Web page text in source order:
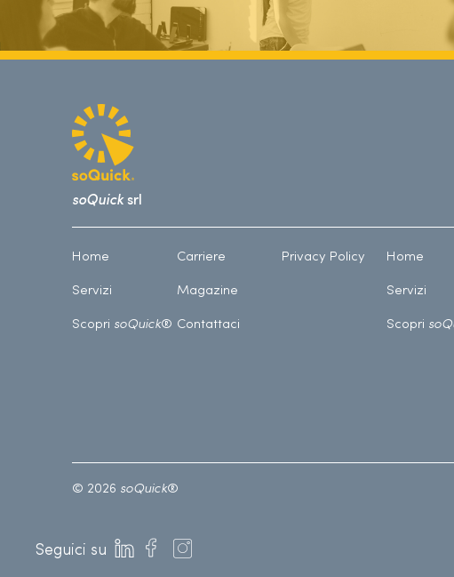
Seguici su
soQuicksrl
Home
Servizi
Scopri soQuick®
Carriere
Magazine
Contattaci
Privacy Policy Home
Servizi
Scopri
© 2026 soQuick®